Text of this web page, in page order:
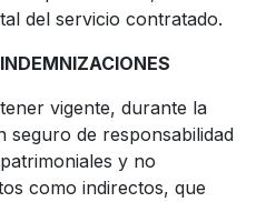
del servicio contratado.
vigente, durante la
seguro de responsabilidad
y no
como indirectos, que